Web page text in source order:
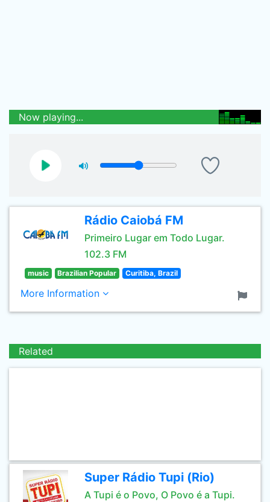
Now playing...
Rádio Caiobá FM
Primeiro Lugar em Todo Lugar.
102.3 FM
music Brazilian Popular Curitiba, Brazil
More Information
Related
Super Rádio Tupi (Rio)
A Tupi é o Povo, O Povo é a Tupi.